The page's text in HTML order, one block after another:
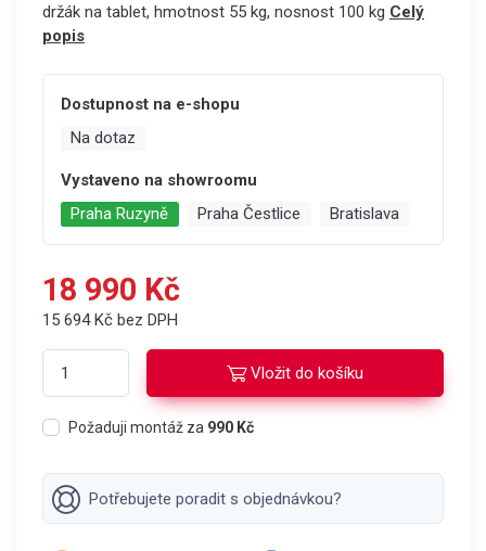
držák na tablet, hmotnost 55 kg, nosnost 100 kg Celý
popis
Dostupnost na e-shopu
Na dotaz
Vystaveno na showroomu
Praha Ruzyně
Praha Čestlice Bratislava
18 990 Kč
15 694 Kč bez DPH
Vložit do košíku
Požaduji montáž za 990 Kč
Potřebujete poradit s objednávkou?